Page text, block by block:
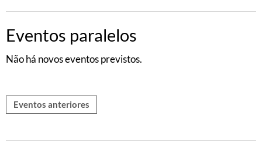
Eventos paralelos
Não há novos eventos previstos.
Eventos anteriores